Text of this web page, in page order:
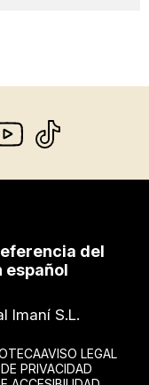
del
español
Imaní S.L.
AVISO LEGAL
PRIVACIDAD